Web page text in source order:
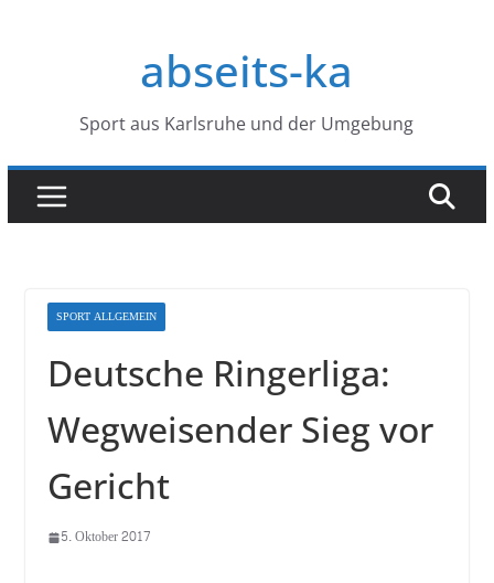
abseits-ka
Sport aus Karlsruhe und der Umgebung
SPORT ALLGEMEIN
Deutsche Ringerliga:
Wegweisender Sieg vor
Gericht
5. Oktober 2017